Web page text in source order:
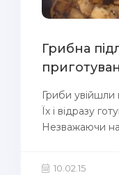
Грибна
Гриби
Їх і відразу
Незважаючи
10.02.15